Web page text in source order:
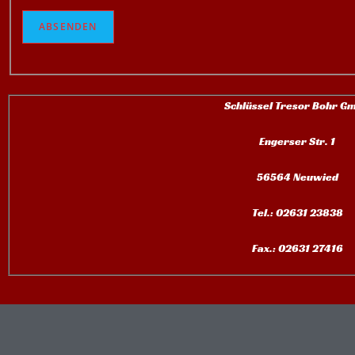
ABSENDEN
Schlüssel Tresor Bohr
Engerser Str. 1
56564 Neuwied
Tel.: 02631 23838
Fax.: 02631 27416